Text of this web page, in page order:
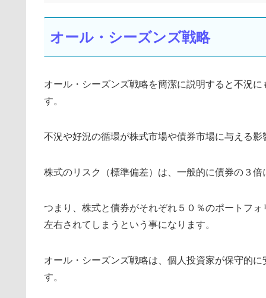
オール・シーズンズ戦略
オール・シーズンズ戦略を簡潔に説明すると不況
す。
不況や好況の循環が株式市場や債券市場に与える
株式のリスク（標準偏差）は、一般的に債券の３
つまり、株式と債券がそれぞれ５０％のポートフ
左右されてしまうという事になります。
オール・シーズンズ戦略は、個人投資家が保守的
す。